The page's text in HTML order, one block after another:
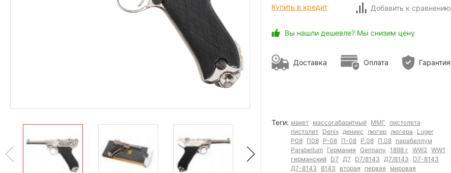
Купить в кредит
Добавить к сравнению
Вы нашли дешевле? Мы снизим цену
Доставка Оплата Гарантия
Теги: макет массогабаритный ММГ пистолета
пистолет Denix деникс люгер люгера
Luger
P08 П08 P-08 П-08 P.08 П.08 парабеллум
Parabellum Германия Germany 1898 г WW2 WW1
германский D7 Д7 D7/8143 Д7/8143
D7-8143
Д7-8143 8143 вторая первая мировая